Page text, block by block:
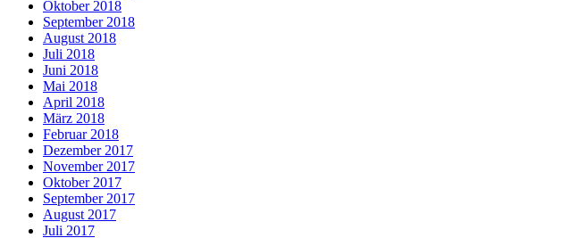
Oktober 2018
September 2018
August 2018
Juli 2018
Juni 2018
Mai 2018
April 2018
März 2018
Februar 2018
Dezember 2017
November 2017
Oktober 2017
September 2017
August 2017
Juli 2017